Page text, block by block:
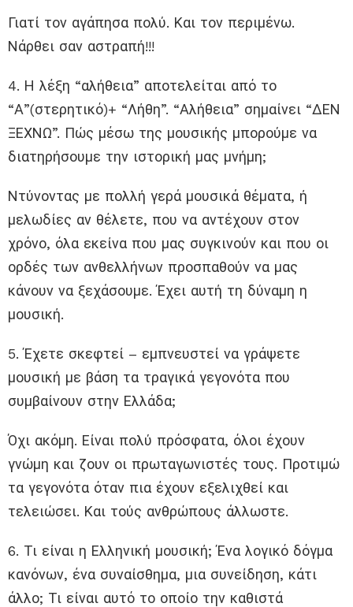
Γιατί τον αγάπησα πολύ. Και τον περιμένω.
Νάρθει σαν αστραπή!!!
4. Η λέξη “αλήθεια” αποτελείται από το
“Α”(στερητικό)+ “Λήθη”. “Αλήθεια” σημαίνει “ΔΕΝ
ΞΕΧΝΩ”. Πώς μέσω της μουσικής μπορούμε να
διατηρήσουμε την ιστορική μας μνήμη;
Ντύνοντας με πολλή γερά μουσικά θέματα, ή
μελωδίες αν θέλετε, που να αντέχουν στον
χρόνο, όλα εκείνα που μας συγκινούν και που οι
ορδές των ανθελλήνων προσπαθούν να μας
κάνουν να ξεχάσουμε. Έχει αυτή τη δύναμη η
μουσική.
5. Έχετε σκεφτεί – εμπνευστεί να γράψετε
μουσική με βάση τα τραγικά γεγονότα που
συμβαίνουν στην Ελλάδα;
Όχι ακόμη. Είναι πολύ πρόσφατα, όλοι έχουν
γνώμη και ζουν οι πρωταγωνιστές τους. Προτιμώ
τα γεγονότα όταν πια έχουν εξελιχθεί και
τελειώσει. Και τούς ανθρώπους άλλωστε.
6. Τι είναι η Ελληνική μουσική; Ένα λογικό δόγμα
κανόνων, ένα συναίσθημα, μια συνείδηση, κάτι
άλλο; Τι είναι αυτό το οποίο την καθιστά